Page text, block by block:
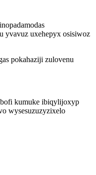
yvavuz uxehepyx osisiwoz
pokahaziji zulovenu
kumuke ibiqylijoxyp
wysesuzuzyzixelo